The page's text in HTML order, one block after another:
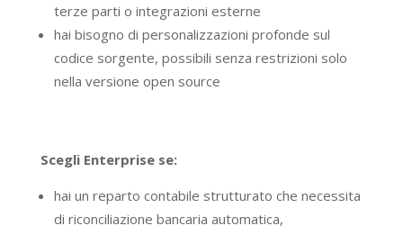
terze parti o integrazioni esterne
hai bisogno di personalizzazioni profonde sul
codice sorgente, possibili senza restrizioni solo
nella versione open source
Scegli Enterprise se:
hai un reparto contabile strutturato che necessita
di riconciliazione bancaria automatica,